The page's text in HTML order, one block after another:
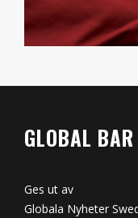
GLOBAL
Ges ut av
Globala Nyheter